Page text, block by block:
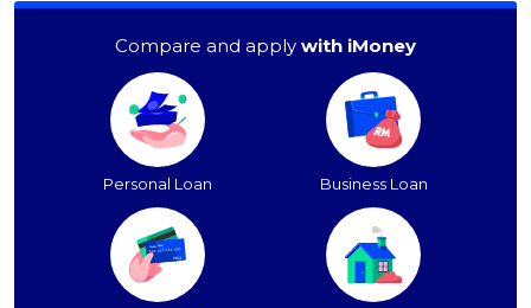
Compare and apply with iMoney
Personal Loan Business Loan